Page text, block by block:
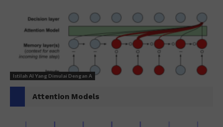
Istilah AI Yang Dimulai Dengan A
Attention Models